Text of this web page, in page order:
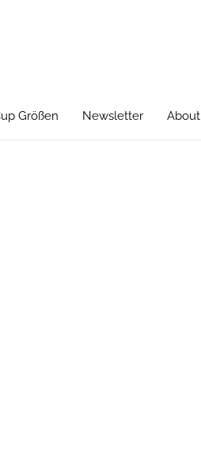
Größen Newsletter About